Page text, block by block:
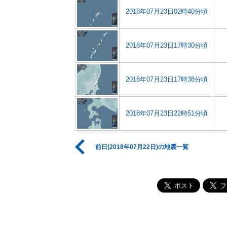
2018年07月23日02時40分頃
2018年07月23日17時30分頃
2018年07月23日17時38分頃
2018年07月23日22時51分頃
前日(2018年07月22日)の地震一覧